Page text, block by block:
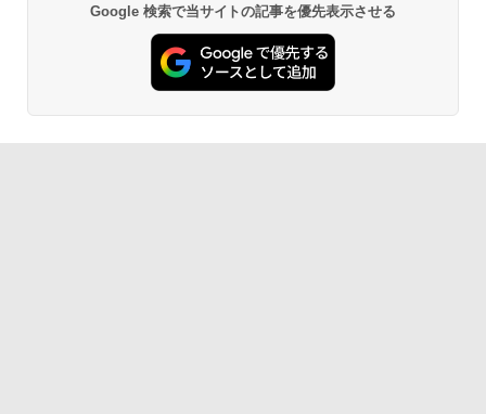
Google 検索で当サイトの記事を優先表示させる